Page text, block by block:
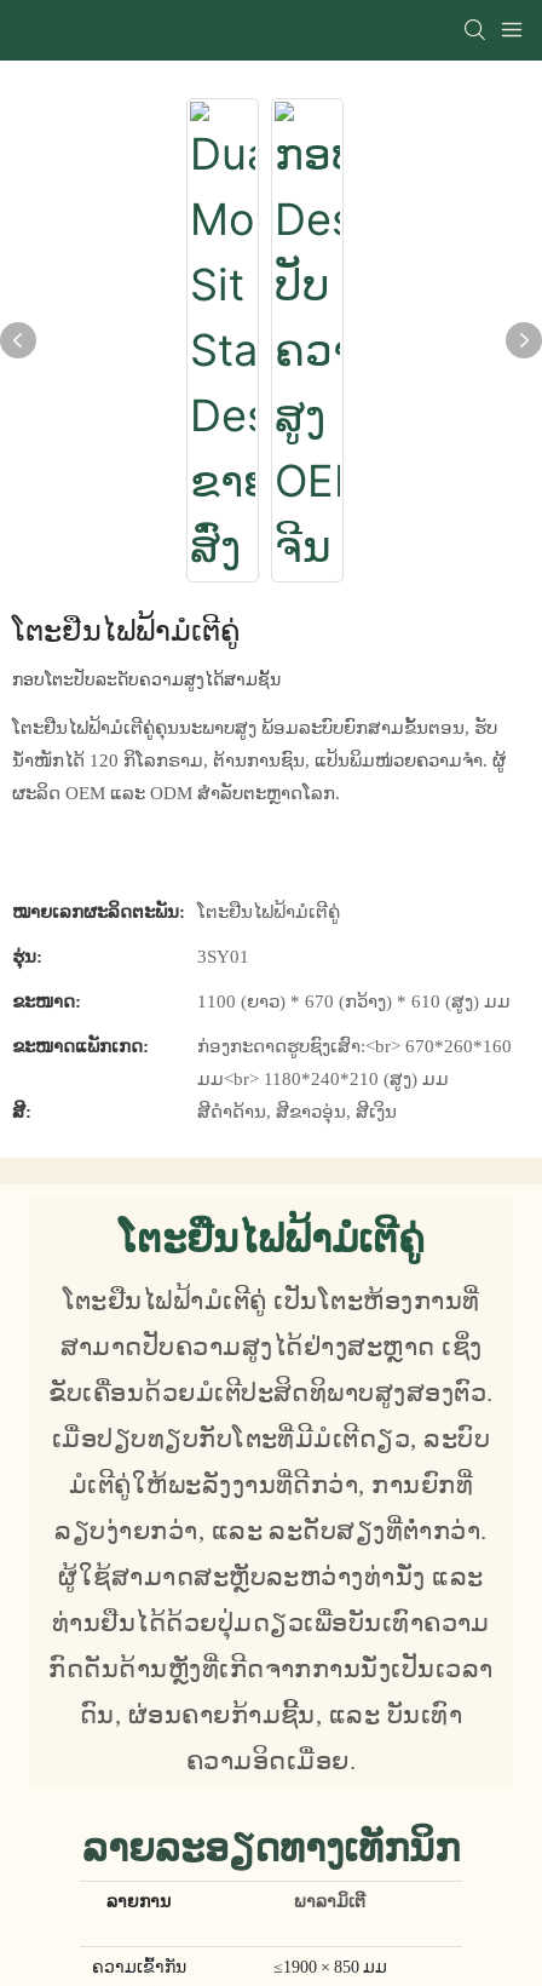
ໂຕະຢືນໄຟຟ້າມໍເຕີຄູ່
ກອບໂຕະປັບລະດັບຄວາມສູງໄດ້ສາມຊັ້ນ
ໂຕະຢືນໄຟຟ້າມໍເຕີຄູ່ຄຸນນະພາບສູງ ພ້ອມລະບົບຍົກສາມຂັ້ນຕອນ, ຮັບ
ນໍ້າໜັກໄດ້ 120 ກິໂລກຣາມ, ຕ້ານການຊົນ, ແປ້ນພິມໜ່ວຍຄວາມຈຳ. ຜູ້
ຜະລິດ OEM ແລະ ODM ສຳລັບຕະຫຼາດໂລກ.
ໝາຍເລກຜະລິດຕະພັນ: ໂຕະຢືນໄຟຟ້າມໍເຕີຄູ່
ຮຸ່ນ: 3SY01
ຂະໜາດ: 1100 (ຍາວ) * 670 (ກວ້າງ) * 610 (ສູງ) ມມ
ຂະໜາດແພັກເກດ:
ກ່ອງກະດາດຮູບຊົງເສົາ:<br> 670*260*160
ມມ<br> 1180*240*210 (ສູງ) ມມ
ສີ:
ສີດຳດ້ານ, ສີຂາວອຸ່ນ, ສີເງິນ
ໂຕະຢືນໄຟຟ້າມໍເຕີຄູ່
ໂຕະຢືນໄຟຟ້າມໍເຕີຄູ່ ເປັນໂຕະຫ້ອງການທີ່
ສາມາດປັບຄວາມສູງໄດ້ຢ່າງສະຫຼາດ ເຊິ່ງ
ຂັບເຄື່ອນດ້ວຍມໍເຕີປະສິດທິພາບສູງສອງຕົວ.
ເມື່ອປຽບທຽບກັບໂຕະທີ່ມີມໍເຕີດຽວ, ລະບົບ
ມໍເຕີຄູ່ໃຫ້ພະລັງງານທີ່ດີກວ່າ, ການຍົກທີ່
ລຽບງ່າຍກວ່າ, ແລະ ລະດັບສຽງທີ່ຕ່ຳກວ່າ.
ຜູ້ໃຊ້ສາມາດສະຫຼັບລະຫວ່າງທ່ານັ່ງ ແລະ
ທ່ານຢືນໄດ້ດ້ວຍປຸ່ມດຽວເພື່ອບັນເທົາຄວາມ
ກົດດັນດ້ານຫຼັງທີ່ເກີດຈາກການນັ່ງເປັນເວລາ
ດົນ, ຜ່ອນຄາຍກ້າມຊີ້ນ, ແລະ ບັນເທົາ
ຄວາມອິດເມື່ອຍ.
ລາຍລະອຽດທາງເທັກນິກ
ລາຍການ ພາລາມິເຕີ
ຄວາມເຂົ້າກັນ
≤1900 × 850 ມມ